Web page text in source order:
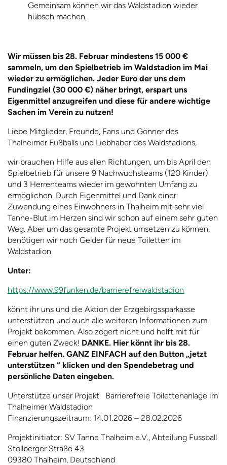
Gemeinsam können wir das Waldstadion wieder
hübsch machen.
Wir müssen bis 28. Februar mindestens 15 000 €
sammeln, um den Spielbetrieb im Waldstadion im Mai
wieder zu ermöglichen. Jeder Euro der uns dem
Fundingziel (30 000 €) näher bringt, erspart uns
Eigenmittel anzugreifen und diese für andere wichtige
Sachen im Verein zu nutzen!
Liebe Mitglieder, Freunde, Fans und Gönner des
Thalheimer Fußballs und Liebhaber des Waldstadions,
wir brauchen Hilfe aus allen Richtungen, um bis April den
Spielbetrieb für unsere 9 Nachwuchsteams (120 Kinder)
und 3 Herrenteams wieder im gewohnten Umfang zu
ermöglichen. Durch Eigenmittel und Dank einer
Zuwendung eines Einwohners in Thalheim mit sehr viel
Tanne-Blut im Herzen sind wir schon auf einem sehr guten
Weg. Aber um das gesamte Projekt umsetzen zu können,
benötigen wir noch Gelder für neue Toiletten im
Waldstadion.
Unter:
https://www.99funken.de/barrierefreiwaldstadion
könnt ihr uns und die Aktion der Erzgebirgssparkasse
unterstützen und auch alle weiteren Informationen zum
Projekt bekommen. Also zögert nicht und helft mit für
einen guten Zweck! DANKE. Hier könnt ihr bis 28.
Februar helfen. GANZ EINFACH auf den Button „jetzt
unterstützen “ klicken und den Spendebetrag und
persönliche Daten eingeben.
Unterstütze unser Projekt Barrierefreie Toilettenanlage im
Thalheimer Waldstadion
Finanzierungszeitraum: 14.01.2026 – 28.02.2026
Projektinitiator: SV Tanne Thalheim e.V., Abteilung Fussball
Stollberger Straße 43
09380 Thalheim, Deutschland